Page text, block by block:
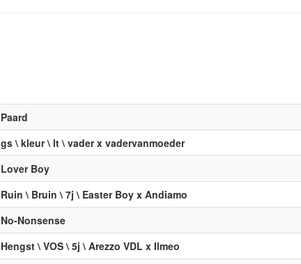
Paard
gs \ kleur \ lt \ vader x vadervanmoeder
Lover Boy
Ruin \ Bruin \ 7j \ Easter Boy x Andiamo
No-Nonsense
Hengst \ VOS \ 5j \ Arezzo VDL x Ilmeo